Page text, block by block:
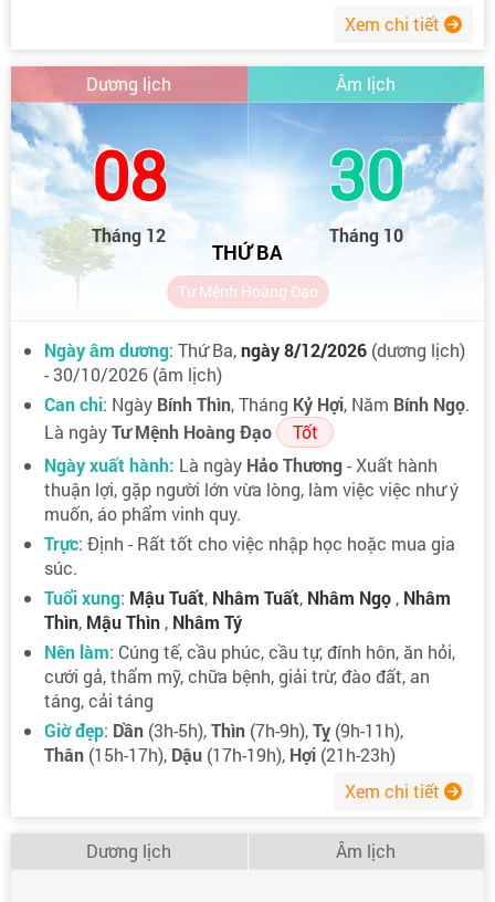
Xem chi tiết
Dương lịch
08
Tháng 12
Âm lịch
30
Tháng 10
THỨ BA
Tư Mệnh Hoàng Đạo
Ngày âm dương: Thứ Ba,ngày 8/12/2026 (dương lịch)
- 30/10/2026 (âm lịch)
Can chi: Ngày Bính Thìn, Tháng Kỷ Hợi, Năm Bính Ngọ.
Là ngàyTư Mệnh Hoàng Đạo
Tốt
Ngày xuất hành: Là ngày Hảo Thương- Xuất hành
thuận lợi, gặp người lớn vừa lòng, làm việc việc như ý
muốn, áo phẩm vinh quy.
Trực: Định - Rất tốt cho việc nhập học hoặc mua gia
súc.
Tuổi xung: Mậu Tuất, Nhâm Tuất, Nhâm Ngọ , Nhâm
Thìn, Mậu Thìn , Nhâm Tý
Nên làm: Cúng tế, cầu phúc, cầu tự, đính hôn, ăn hỏi,
cưới gả, thẩm mỹ, chữa bệnh, giải trừ, đào đất, an
táng, cải táng
Giờ đẹp: Dần (3h-5h),Thìn (7h-9h),Tỵ (9h-11h),
Thân (15h-17h), Dậu (17h-19h), Hợi (21h-23h)
Xem chi tiết
Dương lịch Âm lịch